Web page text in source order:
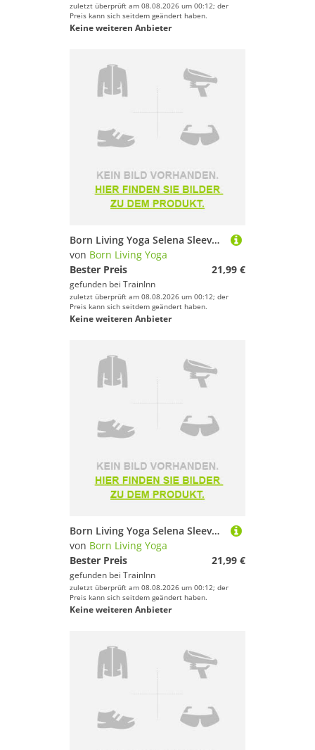
zuletzt überprüft am 08.08.2026 um 00:12; der
Preis kann sich seitdem geändert haben.
Keine weiteren Anbieter
Born Living Yoga Selena Sleeveless T-shirt Blau M Frau
von Born Living Yoga
Bester Preis
21,99 €
gefunden bei TrainInn
zuletzt überprüft am 08.08.2026 um 00:12; der
Preis kann sich seitdem geändert haben.
Keine weiteren Anbieter
Born Living Yoga Selena Sleeveless T-shirt Blau XL Frau
von Born Living Yoga
Bester Preis
21,99 €
gefunden bei TrainInn
zuletzt überprüft am 08.08.2026 um 00:12; der
Preis kann sich seitdem geändert haben.
Keine weiteren Anbieter